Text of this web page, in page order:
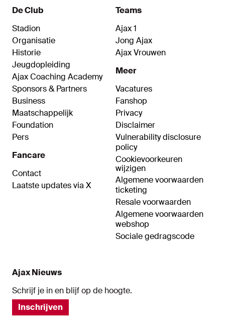
De Club
Stadion
Organisatie
Historie
Jeugdopleiding
Ajax Coaching Academy
Sponsors & Partners
Business
Maatschappelijk
Foundation
Pers
Fancare
Contact
Laatste updates via X
Teams
Ajax 1
Jong Ajax
Ajax Vrouwen
Meer
Vacatures
Fanshop
Privacy
Disclaimer
Vulnerability disclosure
policy
Cookievoorkeuren
wijzigen
Algemene voorwaarden
ticketing
Resale voorwaarden
Algemene voorwaarden
webshop
Sociale gedragscode
Ajax Nieuws
Schrijf je in en blijf op de hoogte.
Inschrijven